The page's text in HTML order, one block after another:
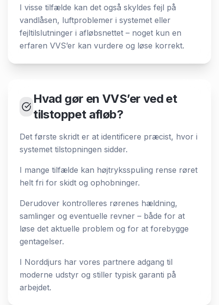
I visse tilfælde kan det også skyldes fejl på
vandlåsen, luftproblemer i systemet eller
fejltilslutninger i afløbsnettet – noget kun en
erfaren VVS’er kan vurdere og løse korrekt.
Hvad gør en VVS’er ved et
tilstoppet afløb?
Det første skridt er at identificere præcist, hvor i
systemet tilstopningen sidder.
I mange tilfælde kan højtryksspuling rense røret
helt fri for skidt og ophobninger.
Derudover kontrolleres rørenes hældning,
samlinger og eventuelle revner – både for at
løse det aktuelle problem og for at forebygge
gentagelser.
I Norddjurs har vores partnere adgang til
moderne udstyr og stiller typisk garanti på
arbejdet.